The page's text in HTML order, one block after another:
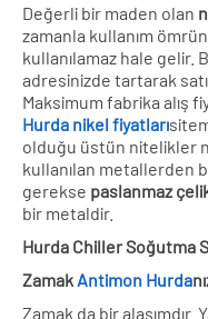
Değerli bir maden olan
zamanla kullanım
kullanılamaz hale gelir.
adresinizde tartarak
Maksimum fabrika alış
Hurda nikel fiyatları
olduğu üstün nitelikler
kullanılan metallerden
gerekse paslanmaz
bir metaldir.
Hurda Chiller Soğutma
ZamakAntimon Hurda
Zamak da bir alaşımdır.